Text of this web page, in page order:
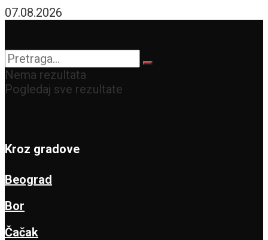
do apsolutne nule
07.08.2026
Nema rezultata
Pogledaj sve rezultate
Kroz gradove
Beograd
Bor
Čačak